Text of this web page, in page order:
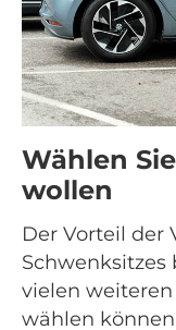
Wählen
wollen
Der Vorteil der
Schwenksitzes
vielen
wählen